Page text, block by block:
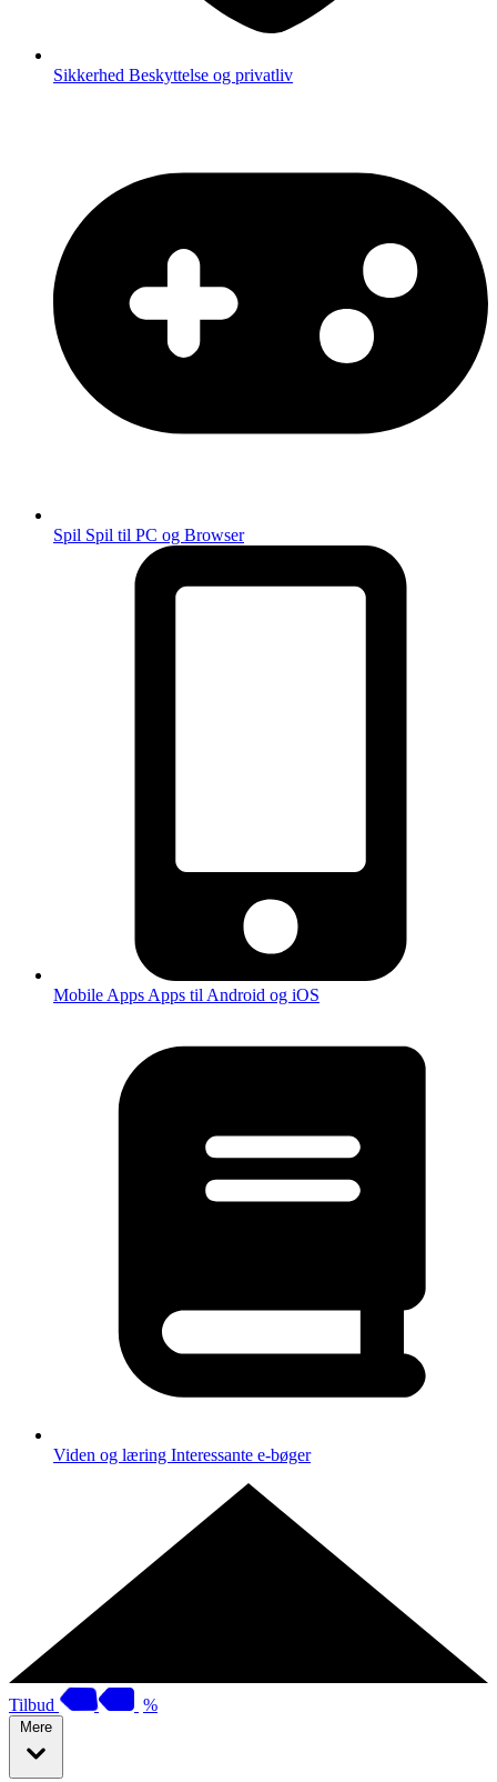
Sikkerhed Beskyttelse og privatliv
Spil Spil til PC og Browser
Mobile Apps Apps til Android og iOS
Viden og læring Interessante e-bøger
Tilbud %
Mere